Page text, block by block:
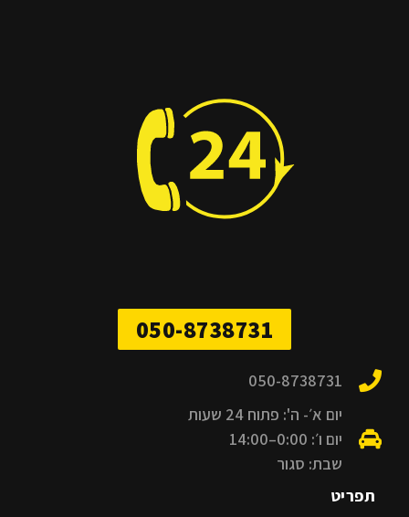
050-8738731
050-8738731
יום א׳- ה': פתוח 24 שעות
יום ו׳: 0:00–14:00
שבת: סגור
תפריט